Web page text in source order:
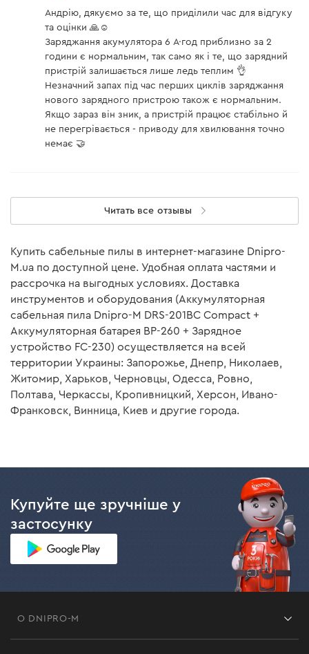
Время заряда
аккумулятора 2 А/ч
Принудительное
нет
аккумулятора 6 А/ч
120 мин
Время заряда
аккумулятора 4 А/ч
90 мин
аккумулятора BP-280N 8
173 мин
Допустимая температура
для зарядки АКБ
от +5°С до +45°С
Напряжение сети 230 В
50 Гц
Длина сетевого кабеля 1,9 м
Вес 0,33 кг
Комплектация
А*ч
Аккумуляторная батарея есть
Аккумуляторная сабельная пила Dnipro-M DRS-
201BC Compact (без АКБ и ЗУ)
Аккумуляторная батарея нет
Аккумуляторная сабельная
Андрію, дякуємо за те, що приділили час для відгуку
та оцінки 🙏☺️
Заряджання акумулятора 6 А·год приблизно за 2
години є нормальним, так само як і те, що зарядний
пристрій залишається лише ледь теплим 👌
Незначний запах під час перших циклів заряджання
нового зарядного пристрою також є нормальним.
Якщо зараз він зник, а пристрій працює стабільно й
не перегрівається - приводу для хвилювання точно
немає 🤝
Читать все отзывы
Купить сабельные пилы в интернет-магазине Dnipro-
M.ua по доступной цене. Удобная оплата частями и
рассрочка на выгодных условиях. Доставка
инструментов и оборудования (Аккумуляторная
сабельная пила Dnipro-M DRS-201BC Compact +
Аккумуляторная батарея BP-260 + Зарядное
устройство FC-230) осуществляется на всей
территории Украины: Запорожье, Днепр, Николаев,
Житомир, Харьков, Черновцы, Одесса, Ровно,
Полтава, Черкассы, Кропивницкий, Херсон, Ивано-
Франковск, Винница, Киев и другие города.
Купуйте ще зручніше у
застосунку
О DNIPRO-M